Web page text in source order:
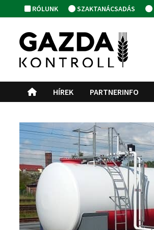
to
content
RÓLUNK SZAKTANÁCSADÁS
HÍREK PARTNERINFO